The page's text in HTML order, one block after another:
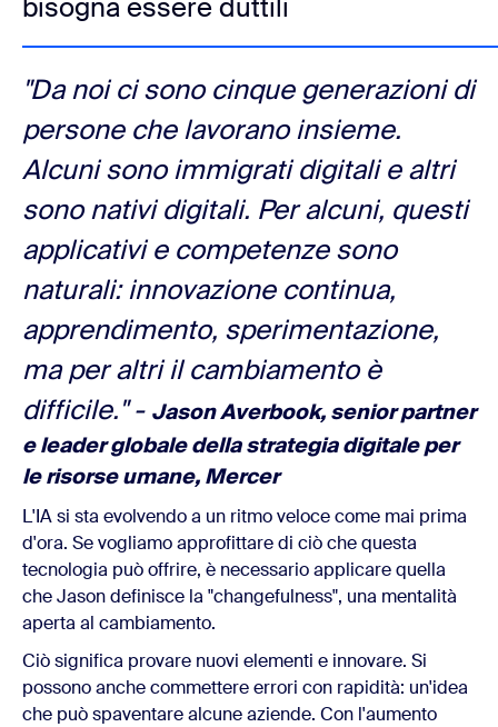
"Da noi ci sono cinque generazioni di
persone che lavorano insieme.
Alcuni sono immigrati digitali e altri
sono nativi digitali. Per alcuni, questi
applicativi e competenze sono
naturali: innovazione continua,
apprendimento, sperimentazione,
ma per altri il cambiamento è
difficile." - Jason Averbook, senior partner
e leader globale della strategia digitale per
le risorse umane, Mercer
L'IA si sta evolvendo a un ritmo veloce come mai prima
d'ora. Se vogliamo approfittare di ciò che questa
tecnologia può offrire, è necessario applicare quella
che Jason definisce la "changefulness", una mentalità
aperta al cambiamento.
Ciò significa provare nuovi elementi e innovare. Si
possono anche commettere errori con rapidità: un'idea
che può spaventare alcune aziende. Con l'aumento